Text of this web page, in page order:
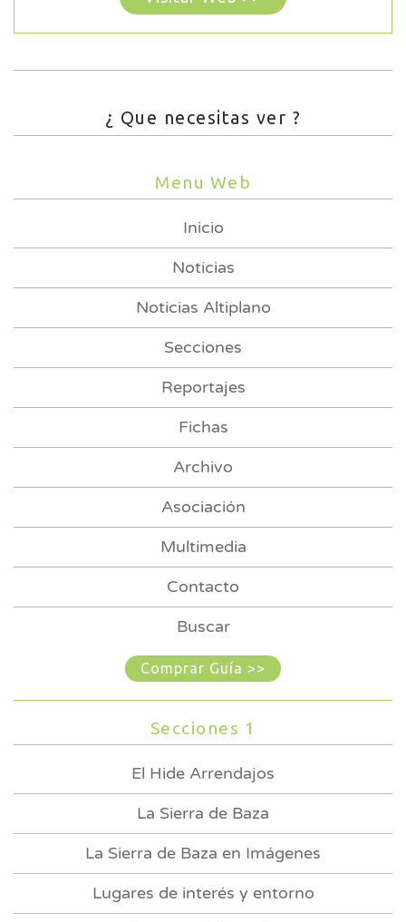
¿ Que necesitas ver ?
Menu Web
Inicio
Noticias
Noticias Altiplano
Secciones
Reportajes
Fichas
Archivo
Asociación
Multimedia
Contacto
Buscar
Comprar Guía >>
Secciones 1
El Hide Arrendajos
La Sierra de Baza
La Sierra de Baza en Imágenes
Lugares de interés y entorno